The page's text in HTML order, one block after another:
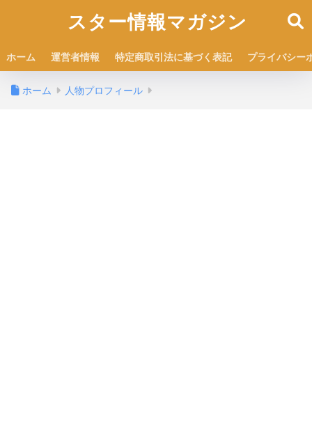
スター情報マガジン
ホーム 運営者情報 特定商取引法に基づく表記 プライバシー
ホーム 人物プロフィール